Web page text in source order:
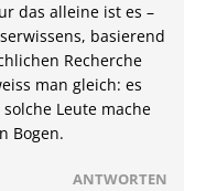
das alleine ist es –
basierend
Recherche
man gleich: es
Leute mache
Bogen.
ANTWORTEN